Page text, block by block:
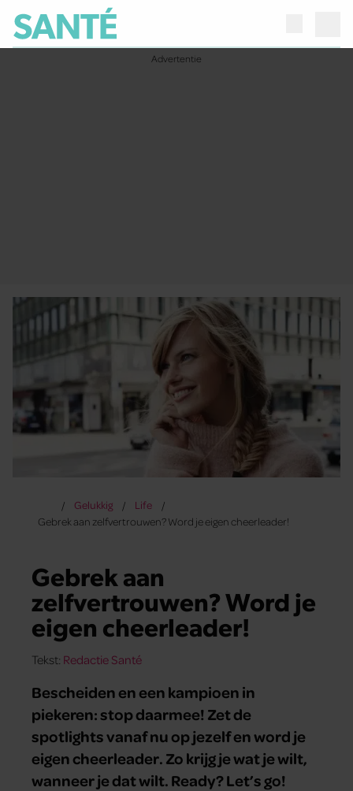
Gelukkig
Life
Gebrek aan zelfvertrouwen? Word je eigen cheerleader!
Gebrek aan
zelfvertrouwen? Word je
eigen cheerleader!
Tekst: Redactie Santé
Bescheiden en een kampioen in
piekeren: stop daarmee! Zet de
spotlights vanaf nu op jezelf en word je
eigen cheerleader. Zo krijg je wat je wilt,
wanneer je dat wilt. Ready? Let’s go!